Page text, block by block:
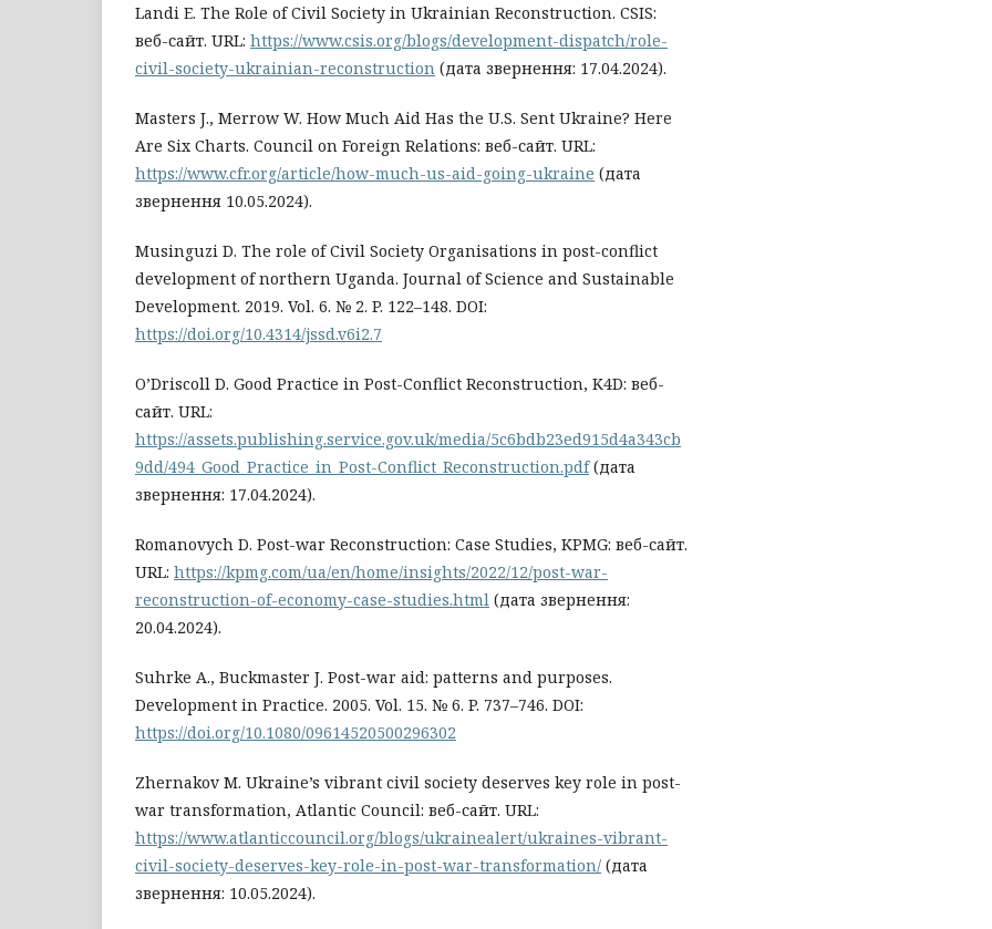
Landi E. The Role of Civil Society in Ukrainian Reconstruction. CSIS:
веб-сайт. URL: https://www.csis.org/blogs/development-dispatch/role-
civil-society-ukrainian-reconstruction (дата звернення: 17.04.2024).
Masters J., Merrow W. How Much Aid Has the U.S. Sent Ukraine? Here
Are Six Charts. Council on Foreign Relations: веб-сайт. URL:
https://www.cfr.org/article/how-much-us-aid-going-ukraine (дата
звернення 10.05.2024).
Musinguzi D. The role of Civil Society Organisations in post-conflict
development of northern Uganda. Journal of Science and Sustainable
Development. 2019. Vol. 6. № 2. P. 122–148. DOI:
https://doi.org/10.4314/jssd.v6i2.7
O’Driscoll D. Good Practice in Post-Conflict Reconstruction, K4D: веб-
сайт. URL:
https://assets.publishing.service.gov.uk/media/5c6bdb23ed915d4a343cb
9dd/494_Good_Practice_in_Post-Conflict_Reconstruction.pdf(дата
звернення: 17.04.2024).
Romanovych D. Post-war Reconstruction: Case Studies, KPMG: веб-сайт.
URL: https://kpmg.com/ua/en/home/insights/2022/12/post-war-
reconstruction-of-economy-case-studies.html (дата звернення:
20.04.2024).
Suhrke A., Buckmaster J. Post-war aid: patterns and purposes.
Development in Practice. 2005. Vol. 15. № 6. P. 737–746. DOI:
https://doi.org/10.1080/09614520500296302
Zhernakov M. Ukraine’s vibrant civil society deserves key role in post-
war transformation, Atlantic Council: веб-сайт. URL:
https://www.atlanticcouncil.org/blogs/ukrainealert/ukraines-vibrant-
civil-society-deserves-key-role-in-post-war-transformation/ (дата
звернення: 10.05.2024).